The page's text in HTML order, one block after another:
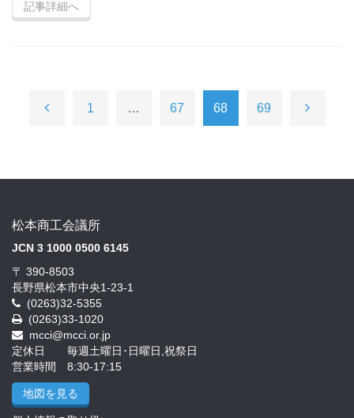
記事詳細へ
1 … 67 68 69
松本商工会議所
JCN 3 1000 0500 6145
〒 390-8503
長野県松本市中央1-23-1
(0263)32-5355
(0263)33-1020
mcci@mcci.or.jp
定休日 毎週土曜日･日曜日,祝祭日
営業時間 8:30-17:15
地図を見る